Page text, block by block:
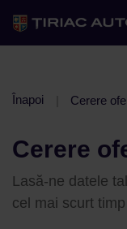
Înapoi Cerere
Cerere
Lasă-ne datele
cel mai scurt